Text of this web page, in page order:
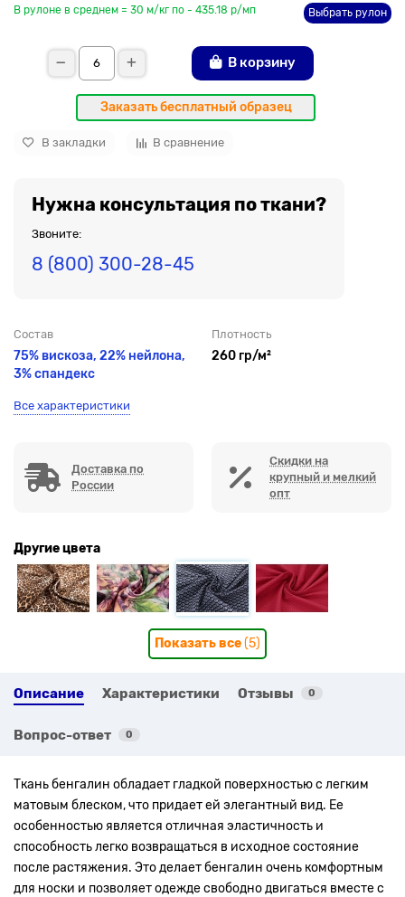
В рулоне в среднем = 30 м/кг по - 435.18 р/мп
Выбрать рулон
В корзину
Заказать бесплатный образец
В закладки В сравнение
Нужна консультация по ткани?
Звоните:
8 (800) 300-28-45
Состав
75% вискоза, 22% нейлона,
3% спандекс
Плотность
260 гр/м²
Все характеристики
Доставка по
России
Скидки на
крупный и мелкий
опт
Другие цвета
Показать все(5)
Описание Характеристики Отзывы 0
Вопрос-ответ 0
Ткань бенгалин обладает гладкой поверхностью с легким
матовым блеском, что придает ей элегантный вид. Ее
особенностью является отличная эластичность и
способность легко возвращаться в исходное состояние
после растяжения. Это делает бенгалин очень комфортным
для носки и позволяет одежде свободно двигаться вместе с